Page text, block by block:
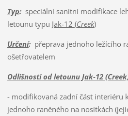
Typ:speciální sanitní modifikace
letounu typu Jak-12 (Creek)
Určení:přeprava jednoho ležícího
ošetřovatelem
Odlišnosti od letounu Jak-12
- modifikovaná zadní část interiéru
jednoho raněného na nosítkách